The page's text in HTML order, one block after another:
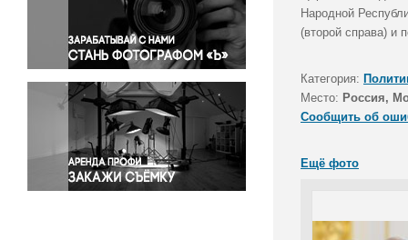
Правосудие
Происшествия и конфликты
Религия
Светская жизнь
Спорт
Экология
Экономика и бизнес
Народной
(второй справа) и
Категория:
Место: Россия,
Сообщить об
Ещё фото